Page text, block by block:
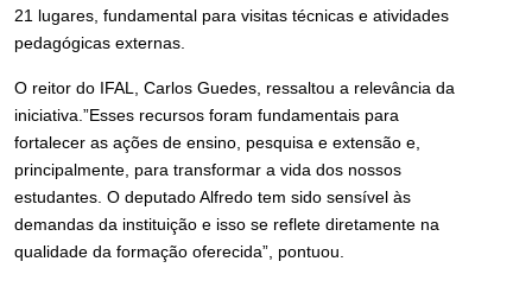
21 lugares, fundamental para visitas técnicas e atividades
pedagógicas externas.
O reitor do IFAL, Carlos Guedes, ressaltou a relevância da
iniciativa.”Esses recursos foram fundamentais para
fortalecer as ações de ensino, pesquisa e extensão e,
principalmente, para transformar a vida dos nossos
estudantes. O deputado Alfredo tem sido sensível às
demandas da instituição e isso se reflete diretamente na
qualidade da formação oferecida”, pontuou.